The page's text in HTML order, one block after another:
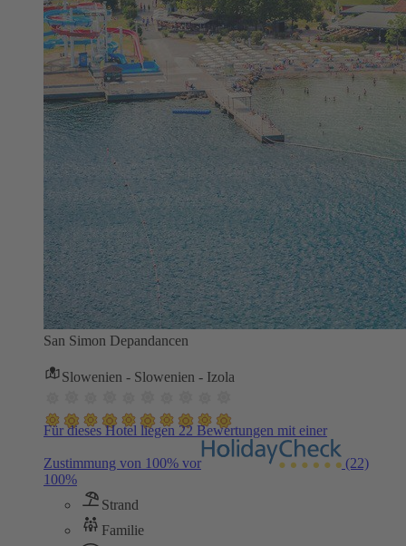
San Simon Depandancen
Slowenien - Slowenien - Izola
Für dieses Hotel liegen 22 Bewertungen mit einer
Zustimmung von 100% vor
(22)
100%
Strand
Familie